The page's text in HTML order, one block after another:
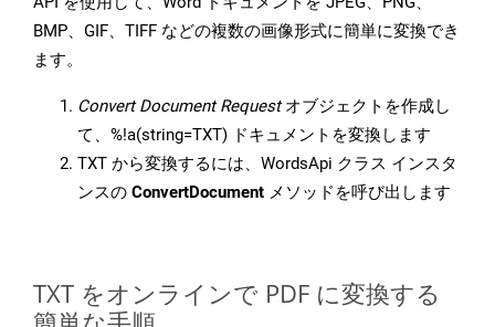
BMP、GIF、TIFF などの複数の画像形式に簡単に変換でき
ます。
Convert Document Requestオブジェクトを作成し
て、%!a(string=TXT) ドキュメントを変換します
TXT から変換するには、WordsApi クラス インスタ
ンスの ConvertDocument メソッドを呼び出します
TXT をオンラインで PDF に変換する